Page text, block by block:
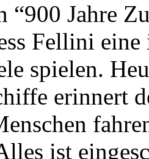
“900 Jahre
Fellini
spielen.
erinnert
ist